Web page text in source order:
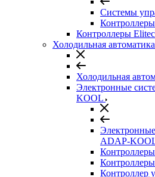
Системы
Контроллеры
Холодильная автоматика
Холодильная
Электронные
KOOL
ADAP-
Контроллер